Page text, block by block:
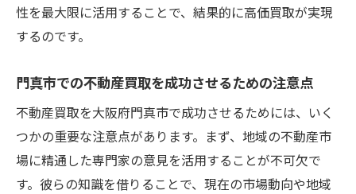
査定を通じて発見する物件の強み
価格交渉における査定情報の活用法
査定結果に基づいたタイムリーな売却活動
性を最大限に活用することで、結果的に高価買取が実現
するのです。
門真市での不動産買取を成功させるための注意点
不動産買取を大阪府門真市で成功させるためには、いく
つかの重要な注意点があります。まず、地域の不動産市
場に精通した専門家の意見を活用することが不可欠で
す。彼らの知識を借りることで、現在の市場動向や地域